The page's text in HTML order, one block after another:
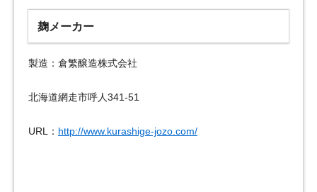
麹メーカー
製造：倉繁醸造株式会社
北海道網走市呼人341-51
URL： http://www.kurashige-jozo.com/